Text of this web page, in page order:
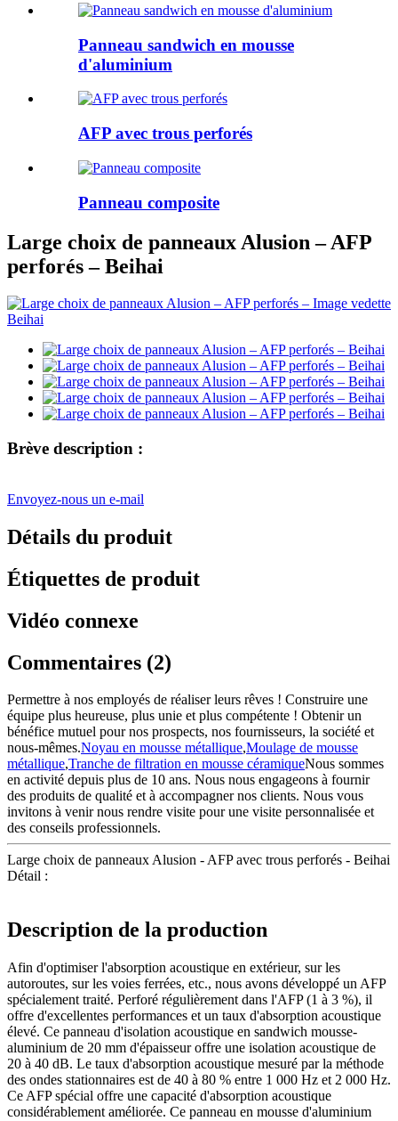
Panneau sandwich en mousse
d'aluminium
AFP avec trous perforés
Panneau composite
Large choix de panneaux Alusion – AFP
perforés – Beihai
Brève description :
Envoyez-nous un e-mail
Détails du produit
Étiquettes de produit
Vidéo connexe
Commentaires (2)
Permettre à nos employés de réaliser leurs rêves ! Construire une
équipe plus heureuse, plus unie et plus compétente ! Obtenir un
bénéfice mutuel pour nos prospects, nos fournisseurs, la société et
nous-mêmes.Noyau en mousse métallique,Moulage de mousse
métallique,Tranche de filtration en mousse céramiqueNous sommes
en activité depuis plus de 10 ans. Nous nous engageons à fournir
des produits de qualité et à accompagner nos clients. Nous vous
invitons à venir nous rendre visite pour une visite personnalisée et
des conseils professionnels.
Large choix de panneaux Alusion - AFP avec trous perforés - Beihai
Détail :
Description de la production
Afin d'optimiser l'absorption acoustique en extérieur, sur les
autoroutes, sur les voies ferrées, etc., nous avons développé un AFP
spécialement traité. Perforé régulièrement dans l'AFP (1 à 3 %), il
offre d'excellentes performances et un taux d'absorption acoustique
élevé. Ce panneau d'isolation acoustique en sandwich mousse-
aluminium de 20 mm d'épaisseur offre une isolation acoustique de
20 à 40 dB. Le taux d'absorption acoustique mesuré par la méthode
des ondes stationnaires est de 40 à 80 % entre 1 000 Hz et 2 000 Hz.
Ce AFP spécial offre une capacité d'absorption acoustique
considérablement améliorée. Ce panneau en mousse d'aluminium